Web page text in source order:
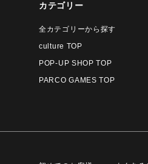
カテゴリー
全カテゴリーから探す
culture TOP
POP-UP SHOP TOP
PARCO GAMES TOP